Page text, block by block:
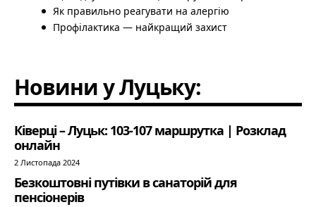
Як правильно реагувати на алергію
Профілактика — найкращий захист
Новини у Луцьку:
Ківерці – Луцьк: 103-107 маршрутка | Розклад
онлайн
2 Листопада 2024
Безкоштовні путівки в санаторій для
пенсіонерів